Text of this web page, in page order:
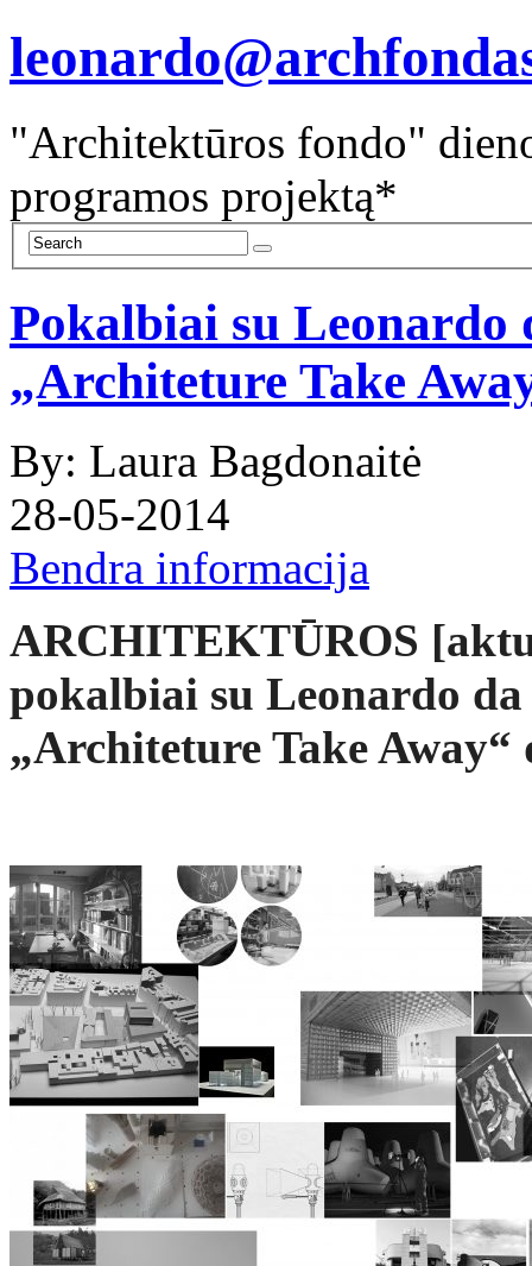
"Architektūros fondo"
programos projektą*
Pokalbiai su
„Architeture Take
By: Laura Bagdonaitė
28-05-2014
Bendra informacija
ARCHITEKTŪROS
pokalbiai su Leonardo
„Architeture Take Away“